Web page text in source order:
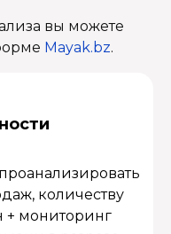
вы можете
Mayak.bz.
количеству
+ мониторинг